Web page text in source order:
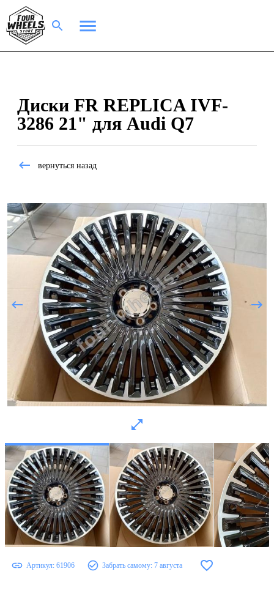
Диски FR REPLICA IVF-
3286 21" для Audi Q7
вернуться назад
Артикул: 61906 Забрать самому: 7 августа